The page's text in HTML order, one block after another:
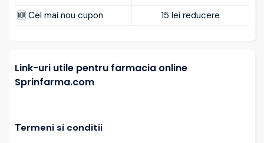
🆕 Cel mai nou cupon
15 lei reducere
Link-uri utile pentru farmacia online
Sprinfarma.com
Termeni si conditii